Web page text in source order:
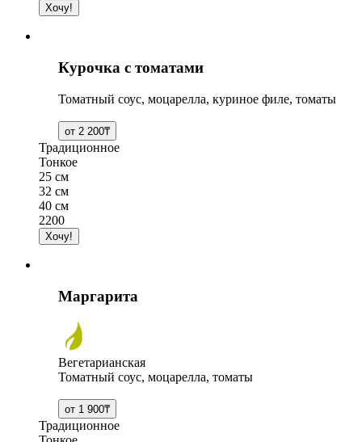
Курочка с томатами
Томатный соус, моцарелла, куриное филе, томаты
Традиционное
Тонкое
25 см
32 см
40 см
2200
Маргарита
Вегетарианская
Томатный соус, моцарелла, томаты
Традиционное